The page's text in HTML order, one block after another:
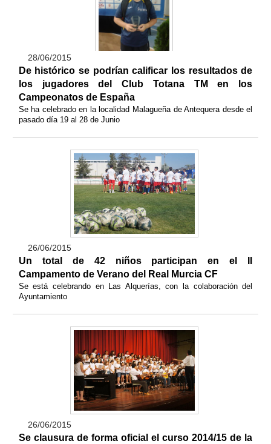
28/06/2015
De histórico se podrían calificar los resultados de
los jugadores del Club Totana TM en los
Campeonatos de España
Se ha celebrado en la localidad Malagueña de Antequera desde el
pasado día 19 al 28 de Junio
26/06/2015
Un total de 42 niños participan en el II
Campamento de Verano del Real Murcia CF
Se está celebrando en Las Alquerías, con la colaboración del
Ayuntamiento
26/06/2015
Se clausura de forma oficial el curso 2014/15 de la